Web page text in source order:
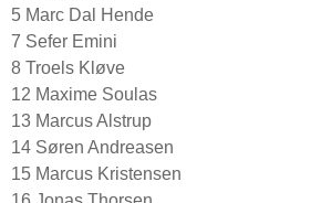
5 Marc Dal Hende
7 Sefer Emini
8 Troels Kløve
12 Maxime Soulas
13 Marcus Alstrup
14 Søren Andreasen
15 Marcus Kristensen